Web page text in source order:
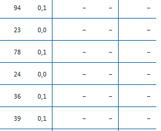
94 0,1 – – –
23 0,0 – – –
78 0,1 – – –
24 0,0 – – –
36 0,1 – – –
39 0,1 – – –